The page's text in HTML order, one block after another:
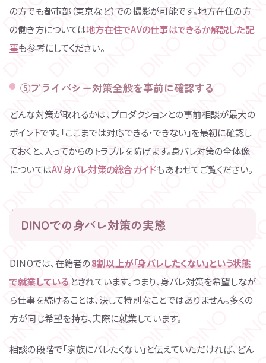
の方でも都市部（東京など）での撮影が可能です。地方在住の方
の働き方については地方在住でAVの仕事はできるか解説した記
事も参考にしてください。
⑤プライバシー対策全般を事前に確認する
どんな対策が取れるかは、プロダクションとの事前相談が最大の
ポイントです。「ここまでは対応できる・できない」を最初に確認し
ておくと、入ってからのトラブルを防げます。身バレ対策の全体像
についてはAV身バレ対策の総合ガイドもあわせてご覧ください。
DINOでの身バレ対策の実態
DINOでは、在籍者の8割以上が「身バレしたくない」という状態
で就業している とされています。つまり、身バレ対策を希望しなが
ら仕事を続けることは、決して特別なことではありません。多くの
方が同じ希望を持ち、実際に就業しています。
相談の段階で「家族にバレたくない」と伝えていただければ、どん